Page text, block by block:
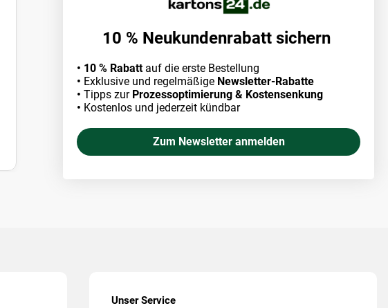
Unser Service
10 % Neukundenrabatt sichern
• 10 % Rabatt auf die erste Bestellung
• Exklusive und regelmäßige Newsletter-Rabatte
• Tipps zur Prozessoptimierung & Kostensenkung
• Kostenlos und jederzeit kündbar
Zum Newsletter anmelden